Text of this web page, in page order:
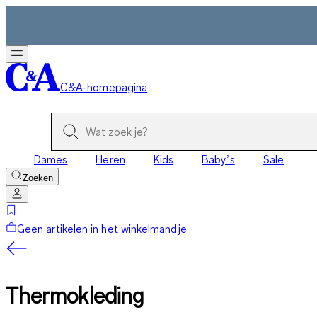
C&A-homepagina
Dames Heren Kids Baby’s Sale
Zoeken
Geen artikelen in het winkelmandje
Thermokleding